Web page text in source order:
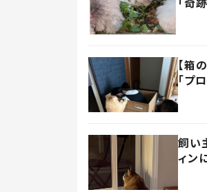
【箱
「プ
飼い
ィン